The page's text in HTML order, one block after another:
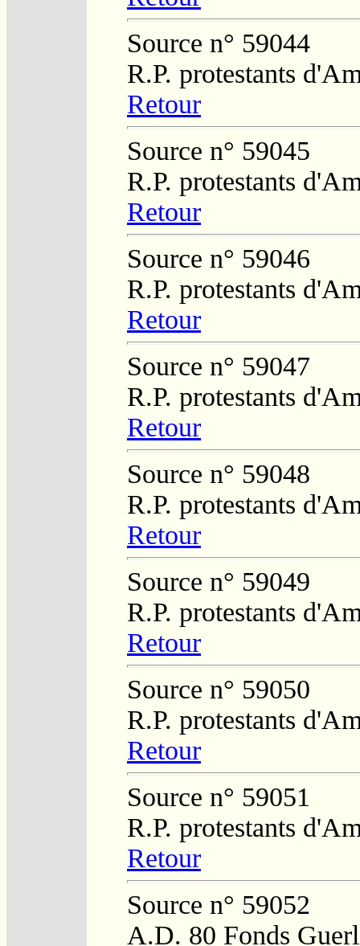
Source n° 59044
R.P. protestants
Retour
Source n° 59045
R.P. protestants
Retour
Source n° 59046
R.P. protestants
Retour
Source n° 59047
R.P. protestants
Retour
Source n° 59048
R.P. protestants
Retour
Source n° 59049
R.P. protestants
Retour
Source n° 59050
R.P. protestants
Retour
Source n° 59051
R.P. protestants
Retour
Source n° 59052
A.D. 80 Fonds